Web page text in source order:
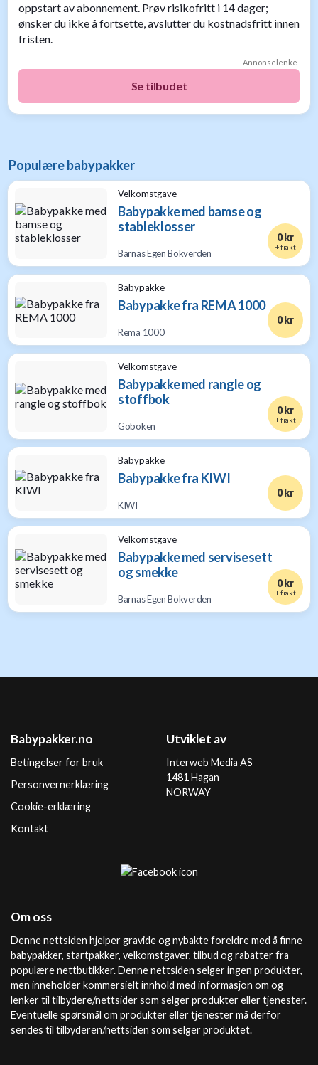
oppstart av abonnement. Prøv risikofritt i 14 dager;
ønsker du ikke å fortsette, avslutter du kostnadsfritt innen
fristen.
Annonselenke
Se tilbudet
Populære babypakker
Velkomstgave
Babypakke med bamse og
stableklosser
Barnas Egen Bokverden
0 kr
+ frakt
Babypakke
Babypakke fra REMA 1000
Rema 1000
0 kr
Velkomstgave
Babypakke med rangle og
stoffbok
Goboken
0 kr
+ frakt
Babypakke
Babypakke fra KIWI
KIWI
0 kr
Velkomstgave
Babypakke med servisesett
og smekke
Barnas Egen Bokverden
0 kr
+ frakt
Babypakker.no
Betingelser for bruk
Personvernerklæring
Cookie-erklæring
Kontakt
Utviklet av
Interweb Media AS
1481 Hagan
NORWAY
Om oss
Denne nettsiden hjelper gravide og nybakte foreldre med å finne
babypakker, startpakker, velkomstgaver, tilbud og rabatter fra
populære nettbutikker. Denne nettsiden selger ingen produkter,
men inneholder kommersielt innhold med informasjon om og
lenker til tilbydere/nettsider som selger produkter eller tjenester.
Eventuelle spørsmål om produkter eller tjenester må derfor
sendes til tilbyderen/nettsiden som selger produktet.